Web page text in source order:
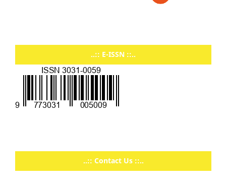
..:: E-ISSN ::..
..:: Contact Us ::..